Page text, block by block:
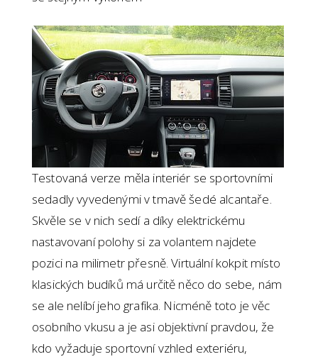
Testovaná verze měla interiér se sportovními
sedadly vyvedenými v tmavě šedé alcantaře.
Skvěle se v nich sedí a díky elektrickému
nastavovaní polohy si za volantem najdete
pozici na milimetr přesně. Virtuální kokpit místo
klasických budíků má určitě něco do sebe, nám
se ale nelíbí jeho grafika. Nicméně toto je věc
osobního vkusu a je asi objektivní pravdou, že
kdo vyžaduje sportovní vzhled exteriéru,